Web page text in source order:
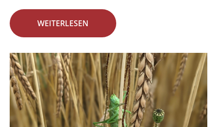
WEITERLESEN